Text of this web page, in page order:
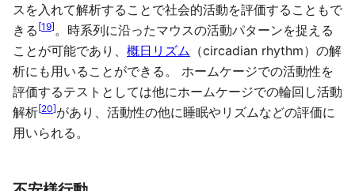
スを入れて解析することで社会的活動を評価することもで
きる [19] 。時系列に沿ったマウスの活動パターンを捉える
ことが可能であり、 概日リズム （circadian rhythm）の解
析にも用いることができる。 ホームケージでの活動性を
評価するテストとしては他にホームケージでの輪回し活動
解析[20]があり、活動性の他に睡眠やリズムなどの評価に
用いられる。